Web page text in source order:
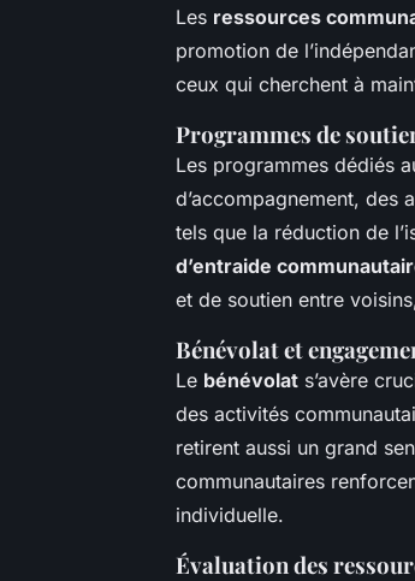
Les ressources
promotion de
ceux qui cherchent à
Programmes de
Les programmes dédiés
d’accompagnement, des
tels que la réduction de
d’entraide
et de soutien entre
Bénévolat et
Le bénévolat s’avère
des activités
retirent aussi un grand
communautaires
individuelle.
Évaluation des